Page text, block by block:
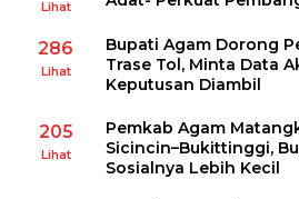
Lihat
286
Lihat
Bupati Agam Dorong
Trase Tol, Minta Data
Keputusan Diambil
205
Lihat
Pemkab Agam
Sicincin–Bukittinggi,
Sosialnya Lebih Kecil